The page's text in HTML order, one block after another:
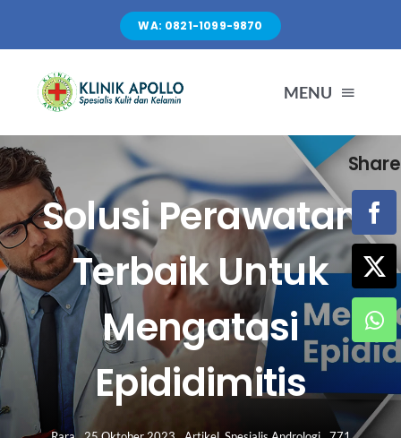
content
WA: 0821-1099-9870
MENU
TENTANG KAMI
LAYANAN
FASILITAS
ARTIKEL
Solusi Perawatan
Terbaik Untuk
Mengatasi
Epididimitis
Share